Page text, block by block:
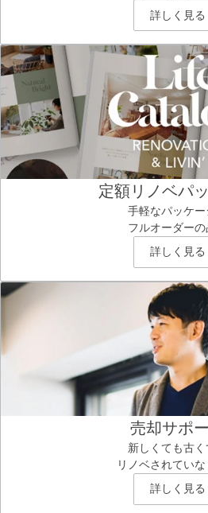
詳しく見る
定額リノベパ
手軽なパッケー
フルオーダー
詳しく見る
売却サポ
新しくても古く
リノベされていな
詳しく見る